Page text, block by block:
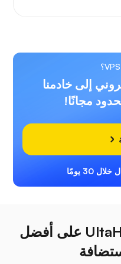
إلى خادمنا
مجانًا!
30 يومًا
شاهد كيف يتفوق UltaHost على أفضل